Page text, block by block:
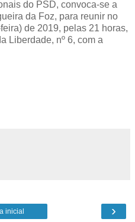
do PSD, convoca-se a
da Foz, para reunir no
de 2019, pelas 21 horas,
Liberdade, nº 6, com a
›
inicial